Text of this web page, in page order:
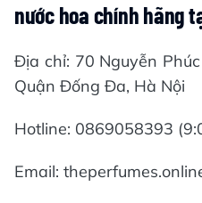
nước hoa chính hãng
Địa chỉ: 70 Nguyễn
Quận Đống Đa, Hà Nội
Hotline: 0869058393
Email: